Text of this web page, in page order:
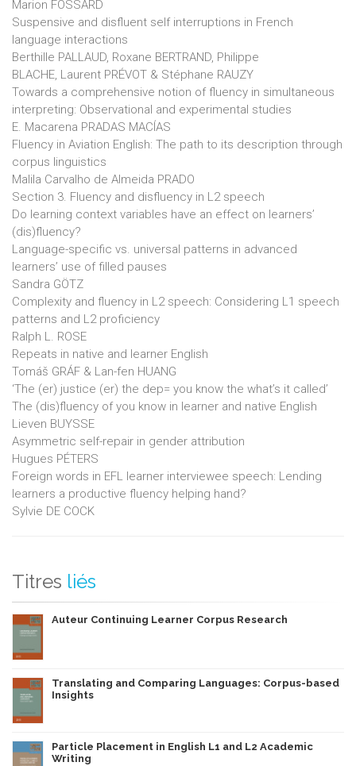
Marion FOSSARD
Suspensive and disfluent self interruptions in French
language interactions
Berthille PALLAUD, Roxane BERTRAND, Philippe
BLACHE, Laurent PRÉVOT & Stéphane RAUZY
Towards a comprehensive notion of fluency in simultaneous
interpreting: Observational and experimental studies
E. Macarena PRADAS MACÍAS
Fluency in Aviation English: The path to its description through
corpus linguistics
Malila Carvalho de Almeida PRADO
Section 3. Fluency and disfluency in L2 speech
Do learning context variables have an effect on learners’
(dis)fluency?
Language-specific vs. universal patterns in advanced
learners’ use of filled pauses
Sandra GÖTZ
Complexity and fluency in L2 speech: Considering L1 speech
patterns and L2 proficiency
Ralph L. ROSE
Repeats in native and learner English
Tomáš GRÁF & Lan-fen HUANG
‘The (er) justice (er) the dep= you know the what’s it called’
The (dis)fluency of you know in learner and native English
Lieven BUYSSE
Asymmetric self-repair in gender attribution
Hugues PÉTERS
Foreign words in EFL learner interviewee speech: Lending
learners a productive fluency helping hand?
Sylvie DE COCK
Titres liés
Auteur Continuing Learner Corpus Research
Translating and Comparing Languages: Corpus-based
Insights
Particle Placement in English L1 and L2 Academic
Writing